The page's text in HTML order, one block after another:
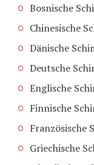
Bosnische
Chinesische
Dänische
Deutsche
Englische
Finnische
Französische
Griechische